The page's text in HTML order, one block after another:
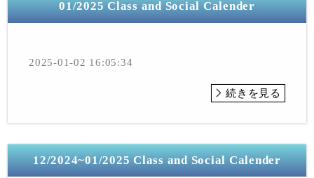
01/2025 Class and Social Calender
2025-01-02 16:05:34
続きを見る
12/2024~01/2025 Class and Social Calender